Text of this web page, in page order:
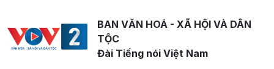
BAN VĂN HOÁ - XÃ HỘI VÀ DÂN
TỘC
Đài Tiếng nói Việt Nam